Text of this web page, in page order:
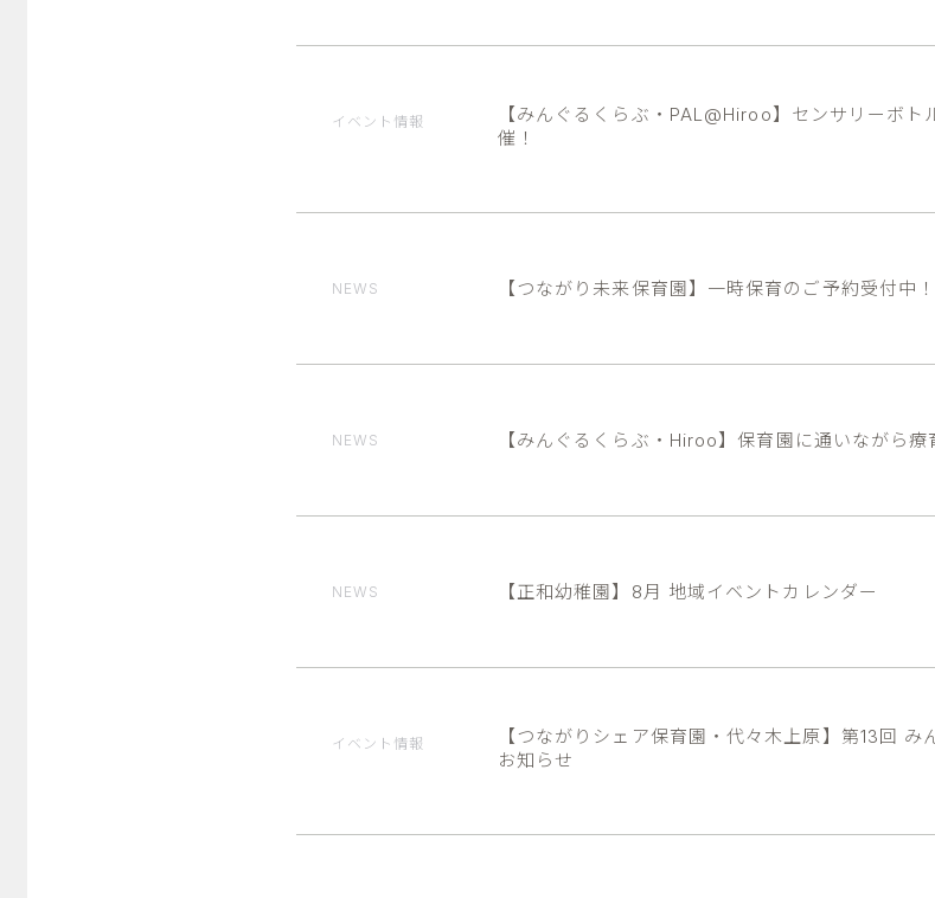
イベント情報
【みんぐるくらぶ・PAL@Hiroo】センサリーボ
催！
NEWS 【つながり未来保育園】一時保育のご予約受付中！
NEWS 【みんぐるくらぶ・Hiroo】保育園に通いながら
NEWS 【正和幼稚園】8月 地域イベントカレンダー
イベント情報
【つながりシェア保育園・代々木上原】第13回 み
お知らせ